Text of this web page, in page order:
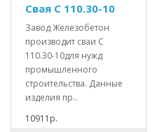
Свая С 110.30-10
Завод Железобетон
производит сваи С
110.30-10для нужд
промышленного
строительства. Данные
изделия пр..
10911р.